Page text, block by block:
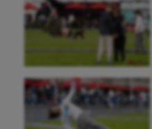
Flag football
Football américain
Futsal
Golf